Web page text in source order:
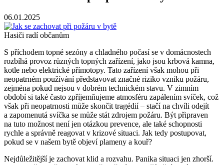
06.01.2025
Hasiči radí občanům
S příchodem topné sezóny a chladného počasí se v domácnostech
rozbíhá provoz různých topných zařízení, jako jsou krbová kamna,
kotle nebo elektrické přímotopy. Tato zařízení však mohou při
neopatrném používání představovat značné riziko vzniku požáru,
zejména pokud nejsou v dobrém technickém stavu. V zimním
období si také často zpříjemňujeme atmosféru zapálením svíček, což
však při neopatrnosti může skončit tragédií – stačí na chvíli odejít
a zapomenutá svíčka se může stát zdrojem požáru. Být připraven
na tuto možnost není jen otázkou prevence, ale také schopnosti
rychle a správně reagovat v krizové situaci. Jak tedy postupovat,
pokud se v našem bytě objeví plameny a kouř?
Nejdůležitější je zachovat klid a rozvahu. Panika situaci jen zhorší.